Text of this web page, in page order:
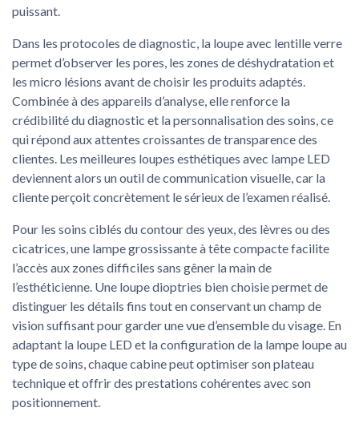
puissant.
Dans les protocoles de diagnostic, la loupe avec lentille verre
permet d’observer les pores, les zones de déshydratation et
les micro lésions avant de choisir les produits adaptés.
Combinée à des appareils d’analyse, elle renforce la
crédibilité du diagnostic et la personnalisation des soins, ce
qui répond aux attentes croissantes de transparence des
clientes. Les meilleures loupes esthétiques avec lampe LED
deviennent alors un outil de communication visuelle, car la
cliente perçoit concrètement le sérieux de l’examen réalisé.
Pour les soins ciblés du contour des yeux, des lèvres ou des
cicatrices, une lampe grossissante à tête compacte facilite
l’accès aux zones difficiles sans gêner la main de
l’esthéticienne. Une loupe dioptries bien choisie permet de
distinguer les détails fins tout en conservant un champ de
vision suffisant pour garder une vue d’ensemble du visage. En
adaptant la loupe LED et la configuration de la lampe loupe au
type de soins, chaque cabine peut optimiser son plateau
technique et offrir des prestations cohérentes avec son
positionnement.